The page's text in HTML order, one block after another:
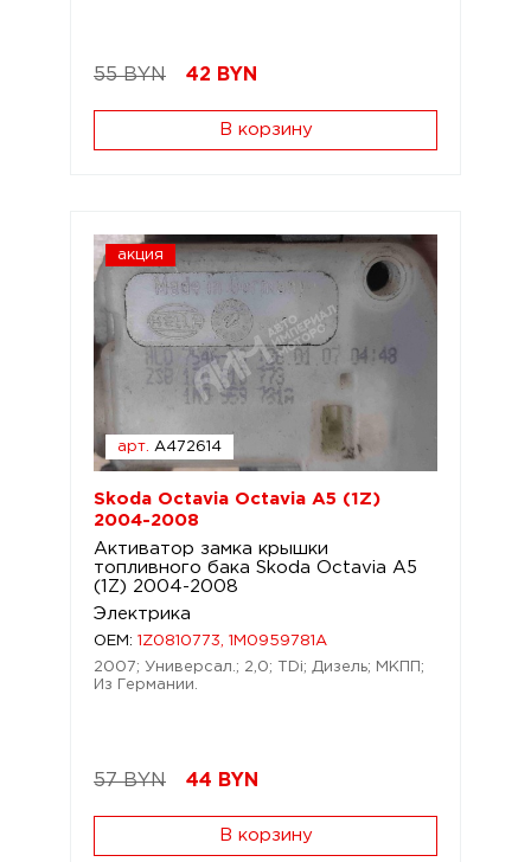
55 BYN 42 BYN
В корзину
акция
арт. A472614
Skoda Octavia Octavia A5 (1Z)
2004-2008
Активатор замка крышки
топливного бака Skoda Octavia A5
(1Z) 2004-2008
Электрика
OEM: 1Z0810773, 1M0959781A
2007; Универсал.; 2,0; TDi; Дизель; МКПП;
Из Германии.
57 BYN 44 BYN
В корзину